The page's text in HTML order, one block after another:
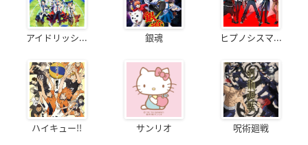
アイドリッシ... 銀魂 ヒプノシスマ...
ハイキュー!! サンリオ 呪術廻戦